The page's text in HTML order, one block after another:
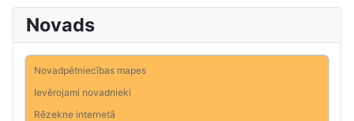
Novads
Novadpētniecības mapes
Ievērojami novadnieki
Rēzekne internetā